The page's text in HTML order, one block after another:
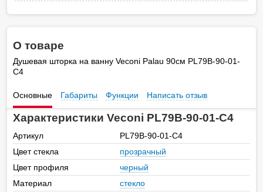
О товаре
Душевая шторка на ванну Veconi Palau 90см PL79B-90-01-
C4
Основные Габариты Функции Написать отзыв
Характеристики Veconi PL79B-90-01-C4
Артикул
PL79B-90-01-C4
Цвет стекла
прозрачный
Цвет профиля
черный
Материал
стекло